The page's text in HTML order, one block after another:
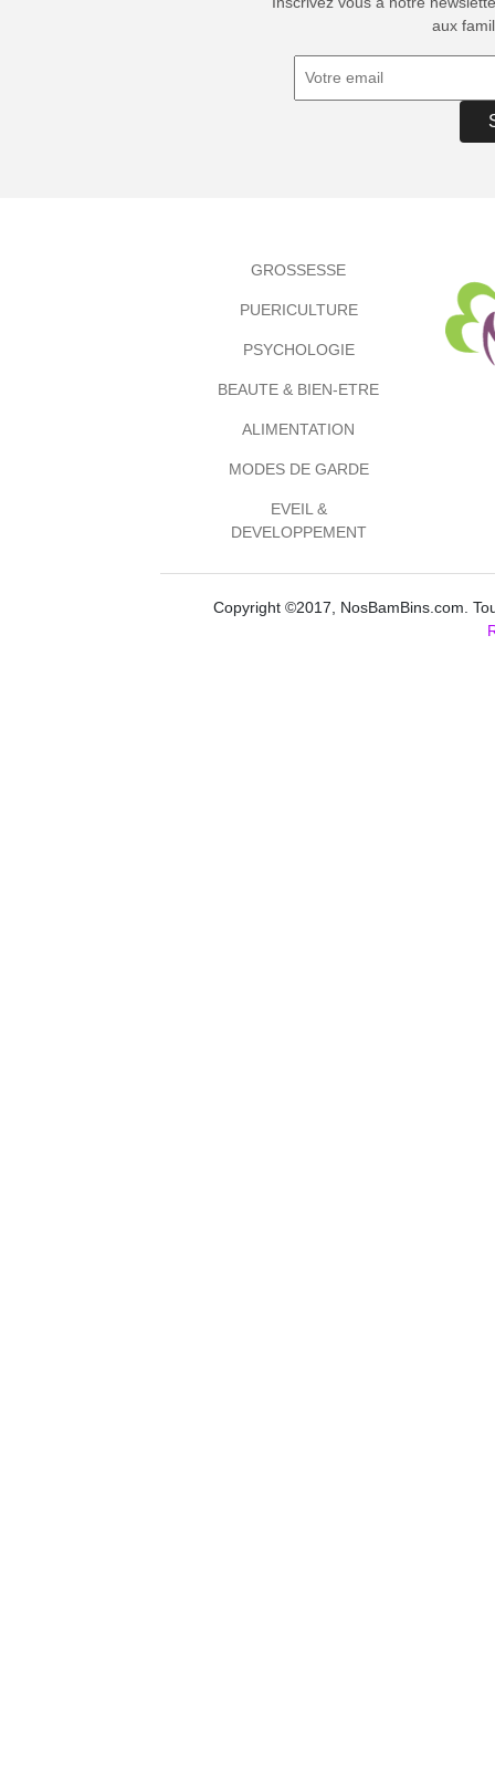
aux
GROSSESSE
PUERICULTURE
PSYCHOLOGIE
BEAUTE & BIEN-ETRE
ALIMENTATION
MODES DE GARDE
EVEIL &
DEVELOPPEMENT
Copyright ©2017, NosBamBins.com.